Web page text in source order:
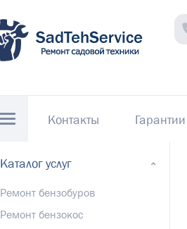
Контакты Гарантии
Каталог услуг
Ремонт бензобуров
Ремонт бензокос